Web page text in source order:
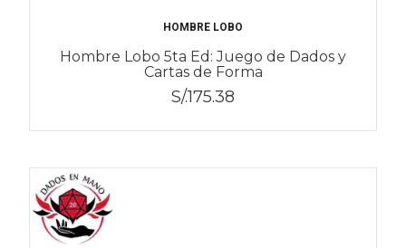
HOMBRE LOBO
Hombre Lobo 5ta Ed: Juego de Dados y
Cartas de Forma
S/.175.38